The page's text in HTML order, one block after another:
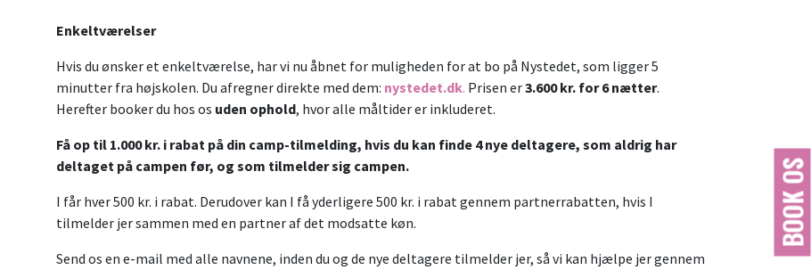
BOOK OS
Enkeltværelser
Hvis du ønsker et enkeltværelse, har vi nu åbnet for muligheden for at bo på Nystedet, som ligger 5
minutter fra højskolen. Du afregner direkte med dem: nystedet.dk. Prisen er3.600 kr. for 6 nætter.
Herefter booker du hos os uden ophold, hvor alle måltider er inkluderet.
Få op til 1.000 kr. i rabat på din camp-tilmelding, hvis du kan finde 4 nye deltagere, som aldrig har
deltaget på campen før, og som tilmelder sig campen.
I får hver 500 kr. i rabat. Derudover kan I få yderligere 500 kr. i rabat gennem partnerrabatten, hvis I
tilmelder jer sammen med en partner af det modsatte køn.
Send os en e-mail med alle navnene, inden du og de nye deltagere tilmelder jer, så vi kan hjælpe jer gennem